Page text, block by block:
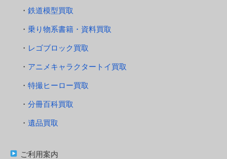
鉄道模型買取
乗り物系書籍・資料買取
レゴブロック買取
アニメキャラクタートイ買取
特撮ヒーロー買取
分冊百科買取
遺品買取
ご利用案内